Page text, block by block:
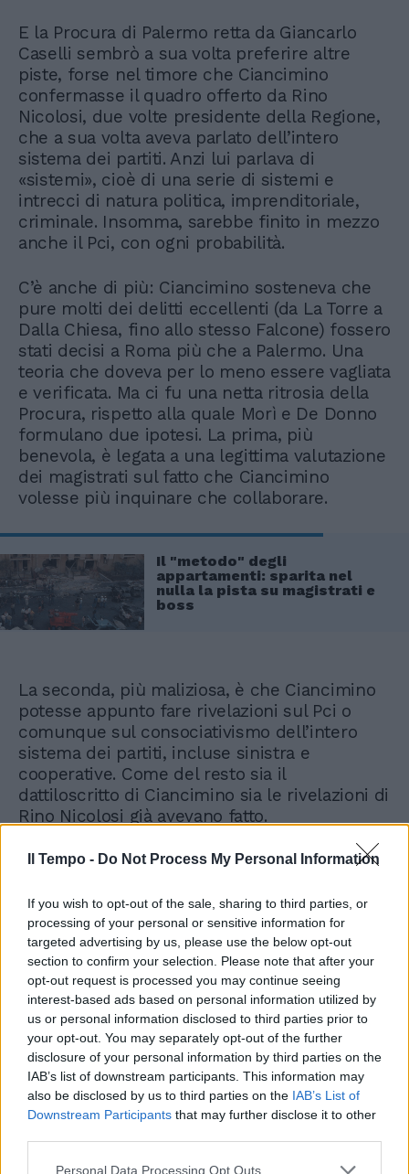
Il Tempo - Do Not Process My Personal Information
If you wish to opt-out of the sale, sharing to third parties, or
processing of your personal or sensitive information for
targeted advertising by us, please use the below opt-out
section to confirm your selection. Please note that after your
opt-out request is processed you may continue seeing
interest-based ads based on personal information utilized by
us or personal information disclosed to third parties prior to
your opt-out. You may separately opt-out of the further
disclosure of your personal information by third parties on the
IAB’s list of downstream participants. This information may
also be disclosed by us to third parties on the IAB’s List of
Downstream Participants that may further disclose it to other
Personal Data Processing Opt Outs
E la Procura di Palermo retta da Giancarlo
Caselli sembrò a sua volta preferire altre
piste, forse nel timore che Ciancimino
confermasse il quadro offerto da Rino
Nicolosi, due volte presidente della Regione,
che a sua volta aveva parlato dell’intero
sistema dei partiti. Anzi lui parlava di
«sistemi», cioè di una serie di sistemi e
intrecci di natura politica, imprenditoriale,
criminale. Insomma, sarebbe finito in mezzo
anche il Pci, con ogni probabilità.
C’è anche di più: Ciancimino sosteneva che
pure molti dei delitti eccellenti (da La Torre a
Dalla Chiesa, fino allo stesso Falcone) fossero
stati decisi a Roma più che a Palermo. Una
teoria che doveva per lo meno essere vagliata
e verificata. Ma ci fu una netta ritrosia della
Procura, rispetto alla quale Morì e De Donno
formulano due ipotesi. La prima, più
benevola, è legata a una legittima valutazione
dei magistrati sul fatto che Ciancimino
volesse più inquinare che collaborare.
Il "metodo" degli
appartamenti: sparita nel
nulla la pista su magistrati e
boss
La seconda, più maliziosa, è che Ciancimino
potesse appunto fare rivelazioni sul Pci o
comunque sul consociativismo dell’intero
sistema dei partiti, incluse sinistra e
cooperative. Come del resto sia il
dattiloscritto di Ciancimino sia le rivelazioni di
Rino Nicolosi già avevano fatto.
Per paradosso, Ciancimino non venne preso
informazioni teoricamente preziose sul
presunto incontro tra Andreotti e Riina.
Questo aspetto merita un approfondimento.
Per molto tempo Ciancimino non era affatto
convinto di quell’incontro: spiegava che un
uomo come Salvo Lima non avrebbe mai
commesso l’errore di realizzare una simile
‘mediazione’. Poi però, una volta in carcere,
Ciancimino si convinse che le cose potessero
essere andate diversamente perché,
nell’anno del presunto incontro – pensò in